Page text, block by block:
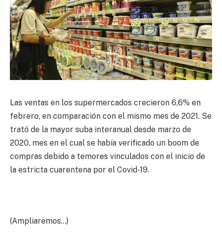
Las ventas en los supermercados crecieron 6,6% en
febrero, en comparación con el mismo mes de 2021. Se
trató de la mayor suba interanual desde marzo de
2020, mes en el cual se había verificado un boom de
compras debido a temores vinculados con el inicio de
la estricta cuarentena por el Covid-19.
(Ampliaremos…)